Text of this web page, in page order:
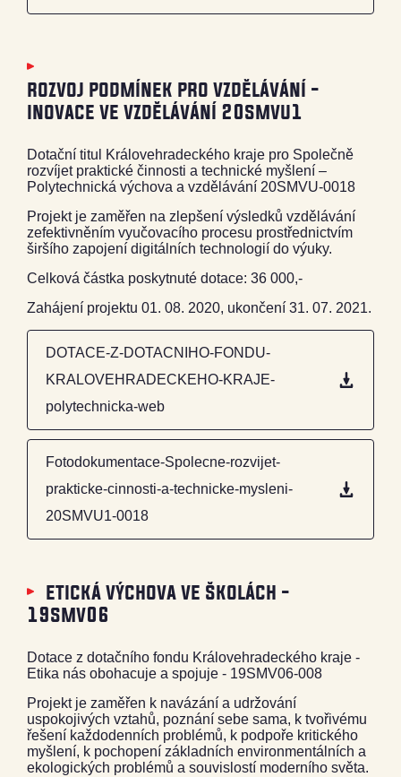
rozvoj podmínek pro vzdělávání -
inovace ve vzdělávání 20smvu1
Dotační titul Královehradeckého kraje pro Společně
rozvíjet praktické činnosti a technické myšlení –
Polytechnická výchova a vzdělávání 20SMVU-0018
Projekt je zaměřen na zlepšení výsledků vzdělávání
zefektivněním vyučovacího procesu prostřednictvím
širšího zapojení digitálních technologií do výuky.
Celková částka poskytnuté dotace: 36 000,-
Zahájení projektu 01. 08. 2020, ukončení 31. 07. 2021.
DOTACE-Z-DOTACNIHO-FONDU-
KRALOVEHRADECKEHO-KRAJE-
polytechnicka-web
Fotodokumentace-Spolecne-rozvijet-
prakticke-cinnosti-a-technicke-mysleni-
20SMVU1-0018
etická výchova ve školách -
19smv06
Dotace z dotačního fondu Královehradeckého kraje -
Etika nás obohacuje a spojuje - 19SMV06-008
Projekt je zaměřen k navázání a udržování
uspokojivých vztahů, poznání sebe sama, k tvořivému
řešení každodenních problémů, k podpoře kritického
myšlení, k pochopení základních environmentálních a
ekologických problémů a souvislostí moderního světa.